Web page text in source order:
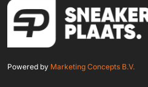
Powered by Marketing Concepts B.V.